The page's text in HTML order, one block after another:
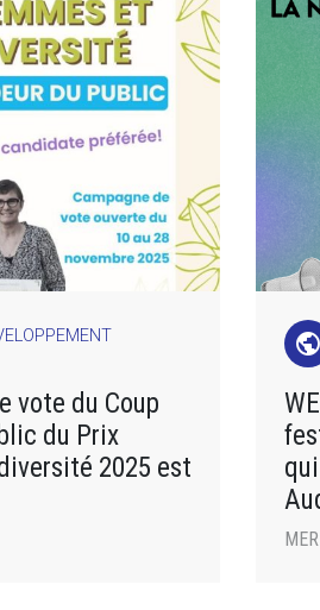
vote du Coup
du Prix
2025 est
public